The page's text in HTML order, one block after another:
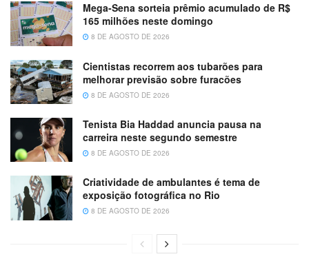
Mega-Sena sorteia prêmio acumulado de R$
165 milhões neste domingo
8 DE AGOSTO DE 2026
Cientistas recorrem aos tubarões para
melhorar previsão sobre furacões
8 DE AGOSTO DE 2026
Tenista Bia Haddad anuncia pausa na
carreira neste segundo semestre
8 DE AGOSTO DE 2026
Criatividade de ambulantes é tema de
exposição fotográfica no Rio
8 DE AGOSTO DE 2026